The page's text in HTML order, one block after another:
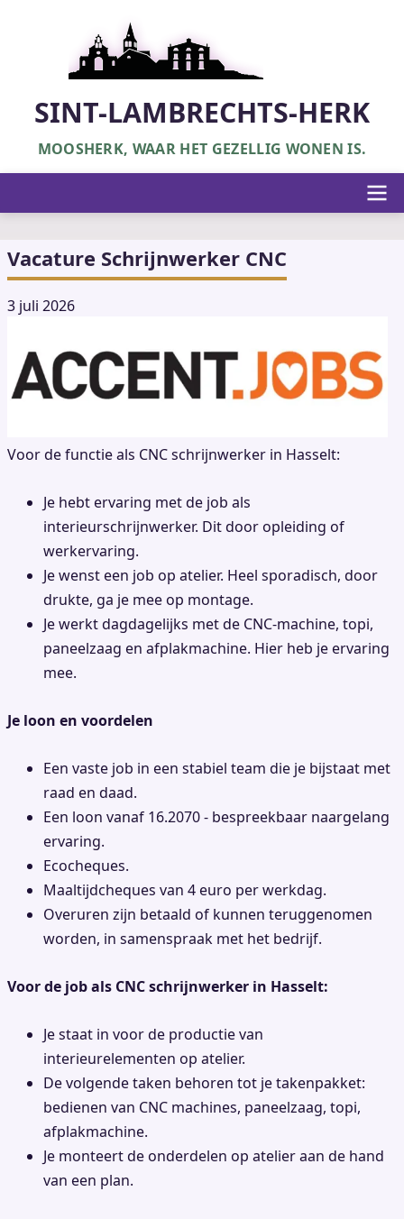
SINT-LAMBRECHTS-HERK
MOOSHERK, WAAR HET GEZELLIG WONEN IS.
Vacature Schrijnwerker CNC
3 juli 2026
Voor de functie als CNC schrijnwerker in Hasselt:
Je hebt ervaring met de job als
interieurschrijnwerker. Dit door opleiding of
werkervaring.
Je wenst een job op atelier. Heel sporadisch, door
drukte, ga je mee op montage.
Je werkt dagdagelijks met de CNC-machine, topi,
paneelzaag en afplakmachine. Hier heb je ervaring
mee.
Je loon en voordelen
Een vaste job in een stabiel team die je bijstaat met
raad en daad.
Een loon vanaf 16.2070 - bespreekbaar naargelang
ervaring.
Ecocheques.
Maaltijdcheques van 4 euro per werkdag.
Overuren zijn betaald of kunnen teruggenomen
worden, in samenspraak met het bedrijf.
Voor de job als CNC schrijnwerker in Hasselt:
Je staat in voor de productie van
interieurelementen op atelier.
De volgende taken behoren tot je takenpakket:
bedienen van CNC machines, paneelzaag, topi,
afplakmachine.
Je monteert de onderdelen op atelier aan de hand
van een plan.